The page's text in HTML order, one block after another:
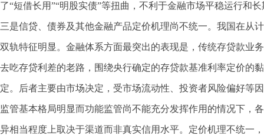
了“短借长用”“明股实债”等扭曲，不利于金融市场平稳运行和
三是信贷、债券及其他金融产品定价机理尚不统一。我国在从
双轨特征明显。金融体系方面最突出的表现是，传统存贷款业
去吃存贷利差的老路，围绕央行确定的存贷款基准利率定价的
定。后者主要由市场决定，受市场流动性、投资者风险偏好等
监管基本格局明显而功能监管尚不能充分发挥作用的情况下，
异相当程度上取决于渠道而非真实信用水平。定价机理不统一